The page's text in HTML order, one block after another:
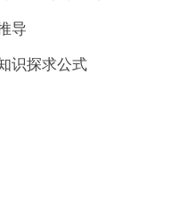
导
识探求公式